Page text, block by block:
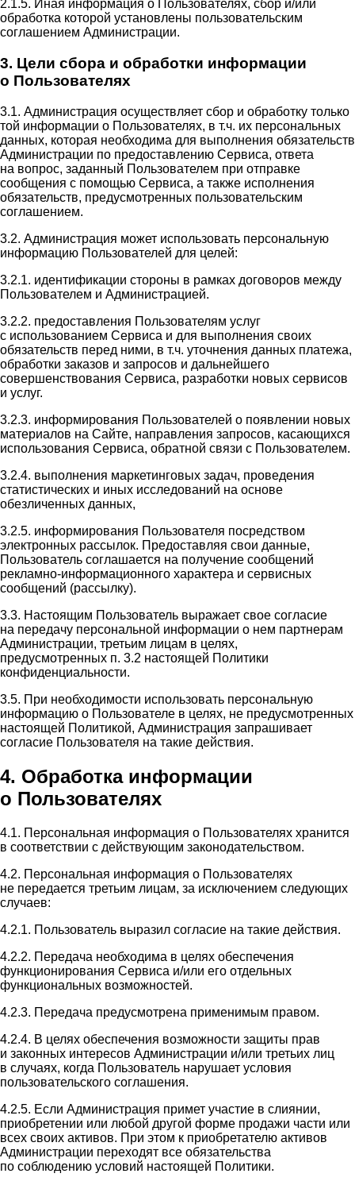
2.1.5. Иная информация о Пользователях, сбор и/или
обработка которой установлены пользовательским
соглашением Администрации.
3. Цели сбора и обработки информации
о Пользователях
3.1. Администрация осуществляет сбор и обработку только
той информации о Пользователях, в т.ч. их персональных
данных, которая необходима для выполнения обязательств
Администрации по предоставлению Сервиса, ответа
на вопрос, заданный Пользователем при отправке
сообщения с помощью Сервиса, а также исполнения
обязательств, предусмотренных пользовательским
соглашением.
3.2. Администрация может использовать персональную
информацию Пользователей для целей:
3.2.1. идентификации стороны в рамках договоров между
Пользователем и Администрацией.
3.2.2. предоставления Пользователям услуг
с использованием Сервиса и для выполнения своих
обязательств перед ними, в т.ч. уточнения данных платежа,
обработки заказов и запросов и дальнейшего
совершенствования Сервиса, разработки новых сервисов
и услуг.
3.2.3. информирования Пользователей о появлении новых
материалов на Сайте, направления запросов, касающихся
использования Сервиса, обратной связи с Пользователем.
3.2.4. выполнения маркетинговых задач, проведения
статистических и иных исследований на основе
обезличенных данных,
3.2.5. информирования Пользователя посредством
электронных рассылок. Предоставляя свои данные,
Пользователь соглашается на получение сообщений
рекламно-информационного характера и сервисных
сообщений (рассылку).
3.3. Настоящим Пользователь выражает свое согласие
на передачу персональной информации о нем партнерам
Администрации, третьим лицам в целях,
предусмотренных п. 3.2 настоящей Политики
конфиденциальности.
3.5. При необходимости использовать персональную
информацию о Пользователе в целях, не предусмотренных
настоящей Политикой, Администрация запрашивает
согласие Пользователя на такие действия.
4. Обработка информации
о Пользователях
4.1. Персональная информация о Пользователях хранится
в соответствии с действующим законодательством.
4.2. Персональная информация о Пользователях
не передается третьим лицам, за исключением следующих
случаев:
4.2.1. Пользователь выразил согласие на такие действия.
4.2.2. Передача необходима в целях обеспечения
функционирования Сервиса и/или его отдельных
функциональных возможностей.
4.2.3. Передача предусмотрена применимым правом.
4.2.4. В целях обеспечения возможности защиты прав
и законных интересов Администрации и/или третьих лиц
в случаях, когда Пользователь нарушает условия
пользовательского соглашения.
4.2.5. Если Администрация примет участие в слиянии,
приобретении или любой другой форме продажи части или
всех своих активов. При этом к приобретателю активов
Администрации переходят все обязательства
по соблюдению условий настоящей Политики.